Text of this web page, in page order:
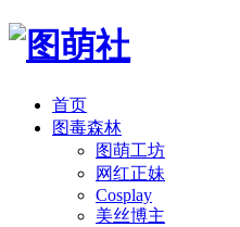
首页
图毒森林
图萌工坊
网红正妹
Cosplay
美丝博主